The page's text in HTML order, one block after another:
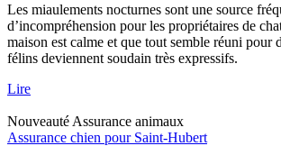
Les miaulements nocturnes sont une source
d’incompréhension pour les propriétaires de
maison est calme et que tout semble réuni pour
félins deviennent soudain très expressifs.
Lire
Nouveauté Assurance animaux
Assurance chien pour Saint-Hubert